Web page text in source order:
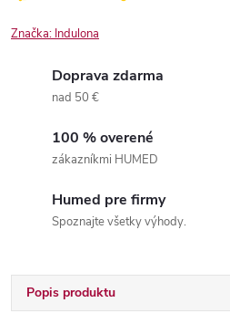
Značka: Indulona
Doprava zdarma
nad 50 €
100 % overené
zákazníkmi HUMED
Humed pre firmy
Spoznajte všetky výhody.
Popis produktu